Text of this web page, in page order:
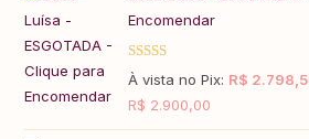
Encomendar
Avaliação
5.00
À vista no Pix: R$
R$ 2.900,00